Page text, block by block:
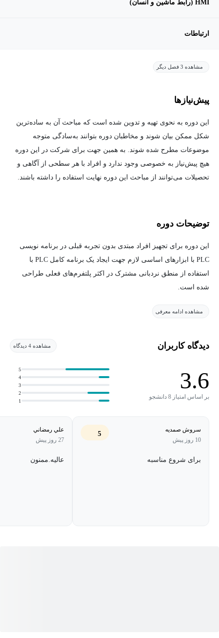
HMI (رابط ماشین و انسان‌)
ارتباطات
مشاهده 3 فصل دیگر
پیش‌نیاز‌ها
این دوره به نحوی تهیه و تدوین شده است که مباحث آن به ساده‌ترین
شکل ممکن بیان شوند و مخاطبان دوره بتوانند به‌سادگی متوجه
موضوعات مطرح شده شوند. به همین جهت برای شرکت در این دوره
هیچ پیش‌نیاز به خصوصی وجود ندارد و افراد با هر سطحی از آگاهی و
تحصیلات می‌توانند از مباحث این دوره نهایت استفاده را داشته باشند.
توضیحات دوره
این دوره برای تجهیز افراد مبتدی بدون تجربه قبلی در برنامه نویسی
PLC با ابزارهای اساسی لازم جهت ایجاد یک برنامه کامل PLC با
استفاده از منطق نردبانی مشترک در اکثر پلتفرم‌های فعلی طراحی
شده است.
این دوره به فردی که تجربه قبلی ندارد، از همان ابتدا ابزارهای اساسی
به شما یاد می‌دهد که چگونه با تمرکز بر منطق نردبانی، که
محبوب‌ترین زبان برنامه نویسی PLC است، برنامه نویسی کنید.
کاری که می‌خواهید انجام دهد، یاد بگیرید. همچنین تمام نرم افزارهای
لازم برای ایجاد و اجرای برنامه‌های خود به صورت زنده، درست بر روی
رایانه شخصی خود، در اختیار شما قرار داده می‌شود. برای برخی افراد،
مشاهده ادامه معرفی
دیدگاه کاربران مشاهده 4 دیدگاه
3.6
بر اساس امتیاز 8 دانشجو
1
2
3
4
5
سروش صمدیه
10 روز پیش
5
برای شروع مناسبه
علي رمضاني
27 روز پیش
عالیه.ممنون